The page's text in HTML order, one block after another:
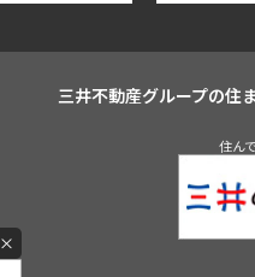
三井不動産グループの住
住ん
×